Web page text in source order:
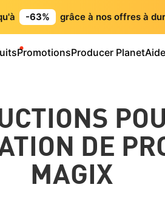
-63% grâce à nos offres à
PromotionsProducer PlanetAide
DE
MAGIX